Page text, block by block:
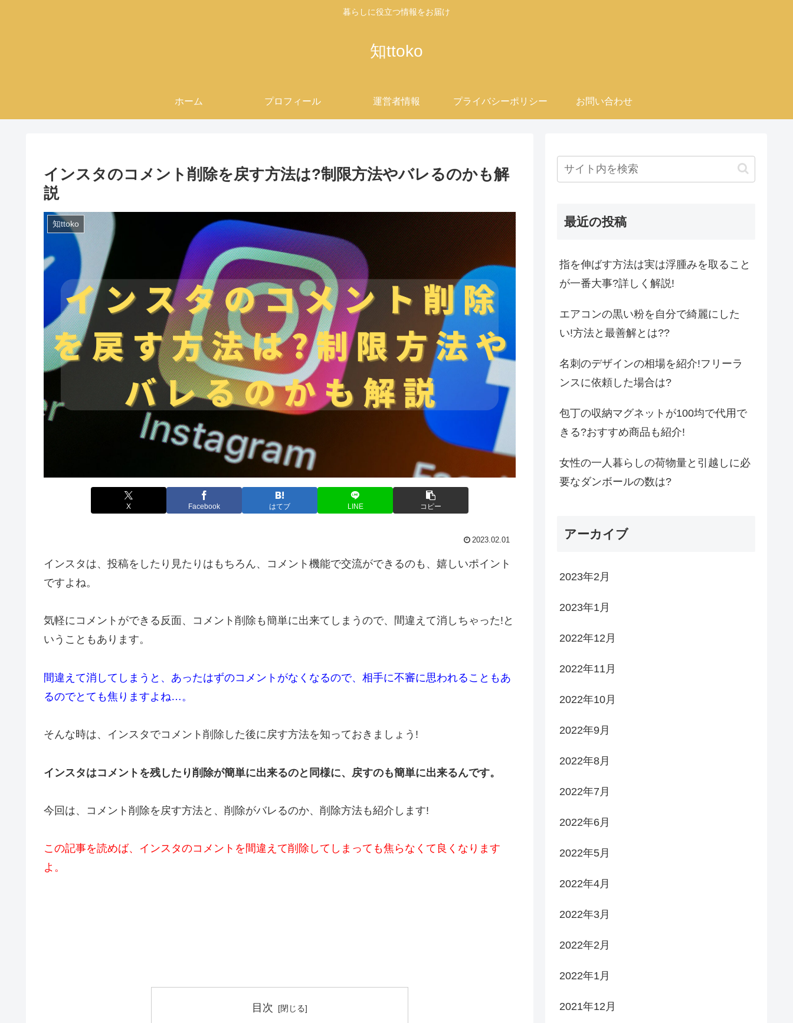
暮らしに役立つ情報をお届け
知ttoko
ホーム プロフィール 運営者情報 プライバシーポリシー お問い合わせ
インスタのコメント削除を戻す方法は?制限方法やバレるのかも解
説
知ttoko
X Facebook はてブ LINE コピー
2023.02.01
インスタは、投稿をしたり見たりはもちろん、コメント機能で交流ができるのも、嬉しいポイント
ですよね。
気軽にコメントができる反面、コメント削除も簡単に出来てしまうので、間違えて消しちゃった!と
いうこともあります。
間違えて消してしまうと、あったはずのコメントがなくなるので、相手に不審に思われることもあ
るのでとても焦りますよね…。
そんな時は、インスタでコメント削除した後に戻す方法を知っておきましょう!
インスタはコメントを残したり削除が簡単に出来るのと同様に、戻すのも簡単に出来るんです。
今回は、コメント削除を戻す方法と、削除がバレるのか、削除方法も紹介します!
この記事を読めば、インスタのコメントを間違えて削除してしまっても焦らなくて良くなります
よ。
目次
最近の投稿
指を伸ばす方法は実は浮腫みを取ること
が一番大事?詳しく解説!
エアコンの黒い粉を自分で綺麗にした
い!方法と最善解とは??
名刺のデザインの相場を紹介!フリーラ
ンスに依頼した場合は?
包丁の収納マグネットが100均で代用で
きる?おすすめ商品も紹介!
女性の一人暮らしの荷物量と引越しに必
要なダンボールの数は?
アーカイブ
2023年2月
2023年1月
2022年12月
2022年11月
2022年10月
2022年9月
2022年8月
2022年7月
2022年6月
2022年5月
2022年4月
2022年3月
2022年2月
2022年1月
2021年12月